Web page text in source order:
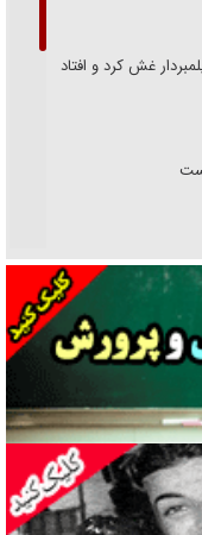
غش کرد و افتاد
یا انحصار؟
شهید را از